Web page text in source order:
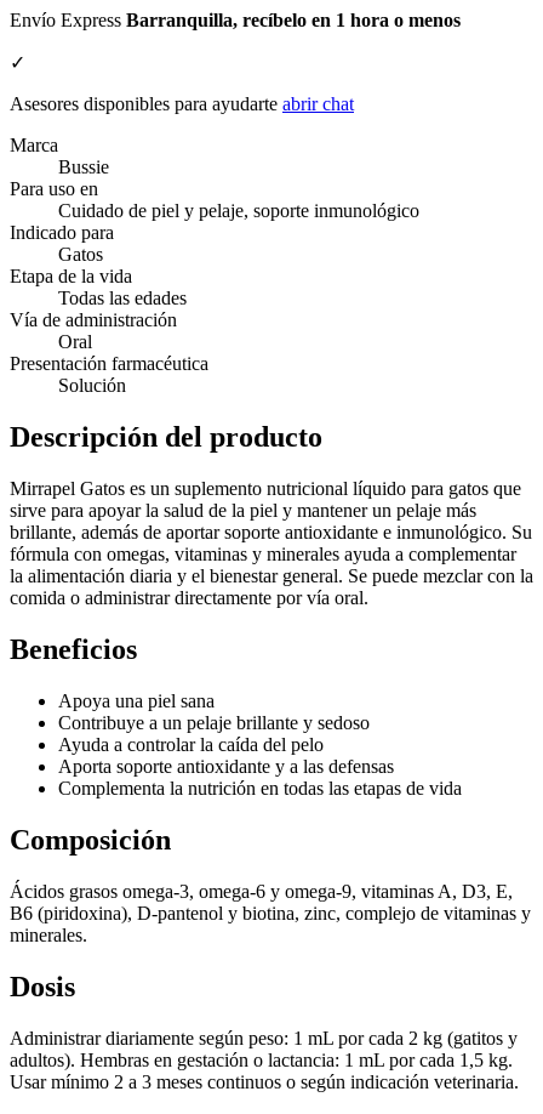
Envío Express Barranquilla, recíbelo en 1 hora o menos
✓
Asesores disponibles para ayudarte abrir chat
Marca
Bussie
Para uso en
Cuidado de piel y pelaje, soporte inmunológico
Indicado para
Gatos
Etapa de la vida
Todas las edades
Vía de administración
Oral
Presentación farmacéutica
Solución
Descripción del producto
Mirrapel Gatos es un suplemento nutricional líquido para gatos que
sirve para apoyar la salud de la piel y mantener un pelaje más
brillante, además de aportar soporte antioxidante e inmunológico. Su
fórmula con omegas, vitaminas y minerales ayuda a complementar
la alimentación diaria y el bienestar general. Se puede mezclar con la
comida o administrar directamente por vía oral.
Beneficios
Apoya una piel sana
Contribuye a un pelaje brillante y sedoso
Ayuda a controlar la caída del pelo
Aporta soporte antioxidante y a las defensas
Complementa la nutrición en todas las etapas de vida
Composición
Ácidos grasos omega-3, omega-6 y omega-9, vitaminas A, D3, E,
B6 (piridoxina), D-pantenol y biotina, zinc, complejo de vitaminas y
minerales.
Dosis
Administrar diariamente según peso: 1 mL por cada 2 kg (gatitos y
adultos). Hembras en gestación o lactancia: 1 mL por cada 1,5 kg.
Usar mínimo 2 a 3 meses continuos o según indicación veterinaria.